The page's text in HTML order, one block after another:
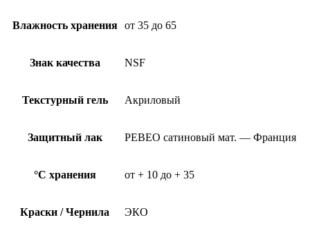
Влажность хранения от 35 до 65
Знак качества NSF
Текстурный гель Акриловый
Защитный лак PEBEO сатиновый мат. — Франция
°C хранения от + 10 до + 35
Краски / Чернила ЭКО